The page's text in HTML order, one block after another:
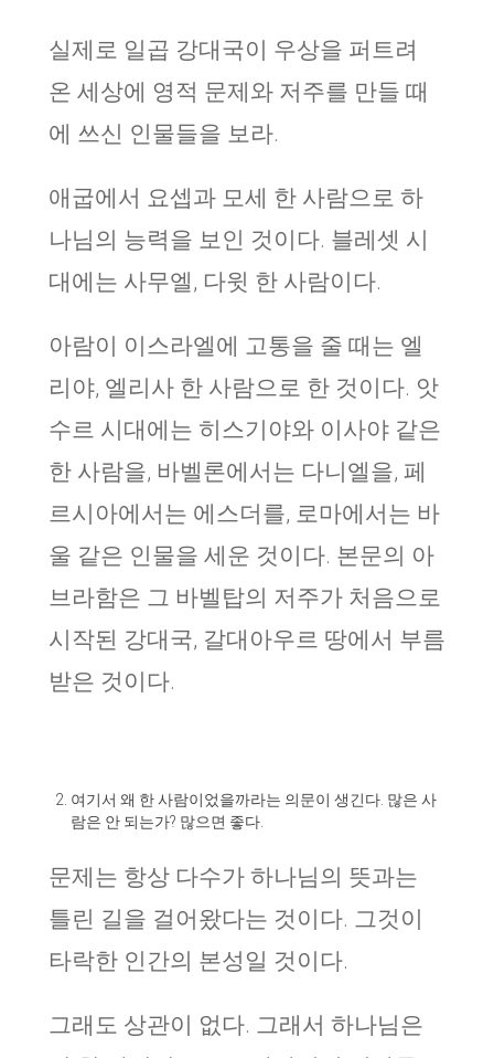
실제로 일곱 강대국이 우상을 퍼트려
온 세상에 영적 문제와 저주를 만들 때
에 쓰신 인물들을 보라.
애굽에서 요셉과 모세 한 사람으로 하
나님의 능력을 보인 것이다. 블레셋 시
대에는 사무엘, 다윗 한 사람이다.
아람이 이스라엘에 고통을 줄 때는 엘
리야, 엘리사 한 사람으로 한 것이다. 앗
수르 시대에는 히스기야와 이사야 같은
한 사람을, 바벨론에서는 다니엘을, 페
르시아에서는 에스더를, 로마에서는 바
울 같은 인물을 세운 것이다. 본문의 아
브라함은 그 바벨탑의 저주가 처음으로
시작된 강대국, 갈대아우르 땅에서 부름
받은 것이다.
여기서 왜 한 사람이었을까라는 의문이 생긴다. 많은 사
람은 안 되는가? 많으면 좋다.
문제는 항상 다수가 하나님의 뜻과는
틀린 길을 걸어왔다는 것이다. 그것이
타락한 인간의 본성일 것이다.
그래도 상관이 없다. 그래서 하나님은